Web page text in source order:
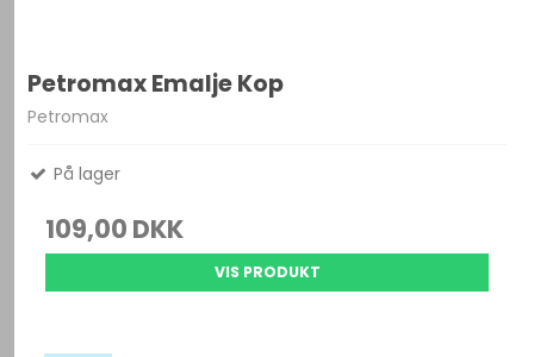
Petromax Emalje Kop
Petromax
På lager
109,00 DKK
VIS PRODUKT